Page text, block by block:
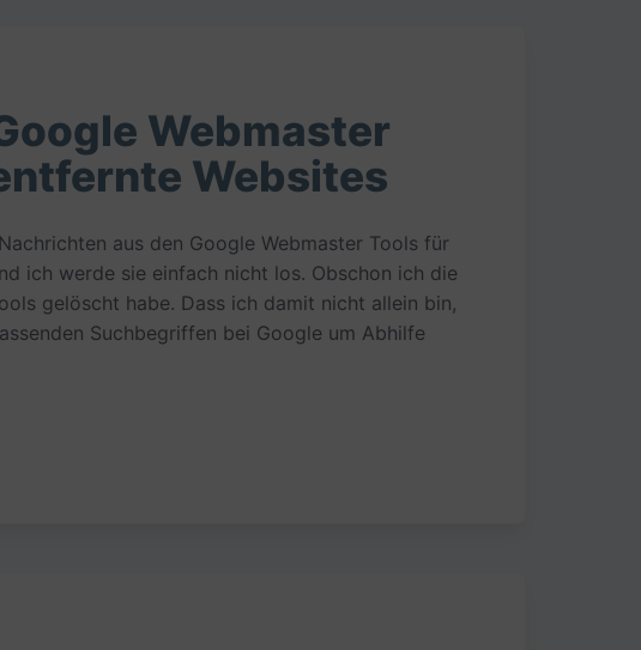
Webmaster
Websites
aus den Google Webmaster Tools für
ich werde sie einfach nicht los. Obschon ich die
gelöscht habe. Dass ich damit nicht allein bin,
Suchbegriffen bei Google um Abhilfe